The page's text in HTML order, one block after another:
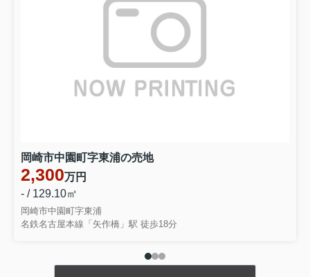
碧南第66照光町 全4棟・2号棟
豊田市山之手9丁目 全1棟・1号棟
2690万円
物件詳細へ
高浜市湯山町第5 全5棟・5号棟
3477万円
物件詳細へ
3577万円
岡崎市中園町字東浦の売地
2,300万円
- / 129.10㎡
岡崎市中園町字東浦
名鉄名古屋本線「矢作橋」駅 徒歩18分